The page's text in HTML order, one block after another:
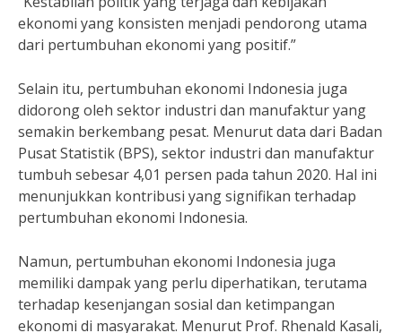
ekonomi yang konsisten menjadi pendorong utama
dari pertumbuhan ekonomi yang positif.”
Selain itu, pertumbuhan ekonomi Indonesia juga
didorong oleh sektor industri dan manufaktur yang
semakin berkembang pesat. Menurut data dari Badan
Pusat Statistik (BPS), sektor industri dan manufaktur
tumbuh sebesar 4,01 persen pada tahun 2020. Hal ini
menunjukkan kontribusi yang signifikan terhadap
pertumbuhan ekonomi Indonesia.
Namun, pertumbuhan ekonomi Indonesia juga
memiliki dampak yang perlu diperhatikan, terutama
terhadap kesenjangan sosial dan ketimpangan
ekonomi di masyarakat. Menurut Prof. Rhenald Kasali,